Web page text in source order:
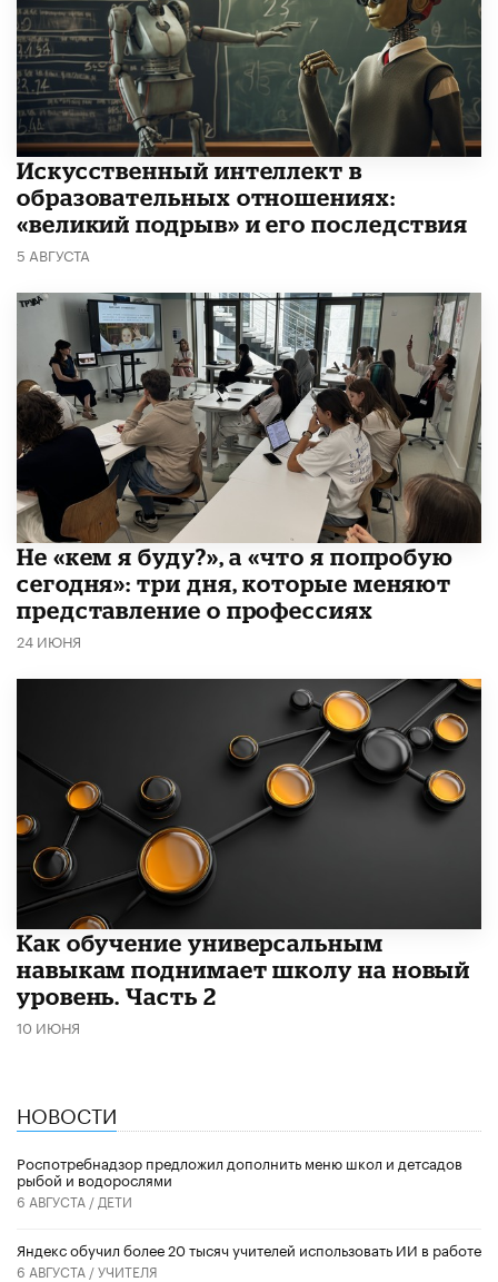
​Искусственный интеллект в
образовательных отношениях:
«великий подрыв» и его последствия
5 АВГУСТА
Не «кем я буду?», а «что я попробую
сегодня»: три дня, которые меняют
представление о профессиях
24 ИЮНЯ
​Как обучение универсальным
навыкам поднимает школу на новый
уровень. Часть 2
10 ИЮНЯ
НОВОСТИ
Роспотребнадзор предложил дополнить меню школ и детсадов
рыбой и водорослями
6 АВГУСТА / ДЕТИ
​Яндекс обучил более 20 тысяч учителей использовать ИИ в работе
6 АВГУСТА /УЧИТЕЛЯ